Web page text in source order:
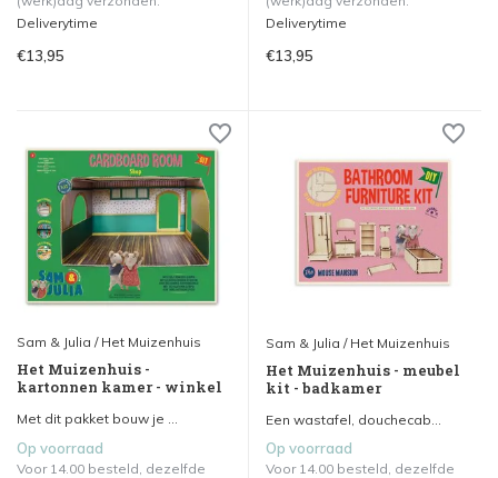
Deliverytime
€13,95
Deliverytime
€13,95
Sam & Julia / Het Muizenhuis
Het Muizenhuis -
kartonnen kamer - winkel
Met dit pakket bouw je ...
Op voorraad
Voor 14.00 besteld, dezelfde
Sam & Julia / Het Muizenhuis
Het Muizenhuis - meubel
kit - badkamer
Een wastafel, douchecab...
Op voorraad
Voor 14.00 besteld, dezelfde